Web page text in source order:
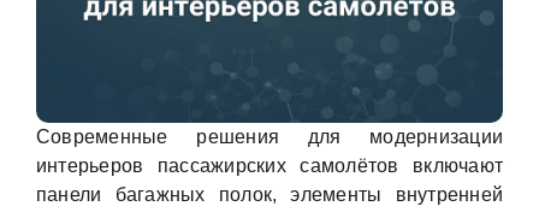
Современные решения для модернизации
интерьеров пассажирских самолётов включают
панели багажных полок, элементы внутренней